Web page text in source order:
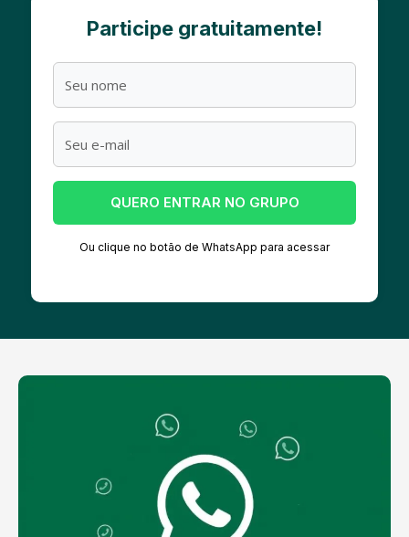
Participe gratuitamente!
QUERO ENTRAR NO GRUPO
Ou clique no botão de WhatsApp para acessar